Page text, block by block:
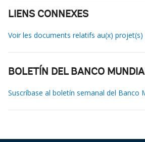
LIENS CONNEXES
Voir les documents relatifs au(x) projet(s)
BOLETÍN DEL BANCO
Suscríbase al boletín semanal del Banco